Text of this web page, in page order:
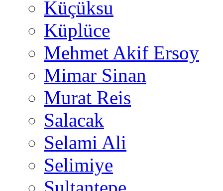
Küçüksu
Küplüce
Mehmet Akif Ersoy
Mimar Sinan
Murat Reis
Salacak
Selami Ali
Selimiye